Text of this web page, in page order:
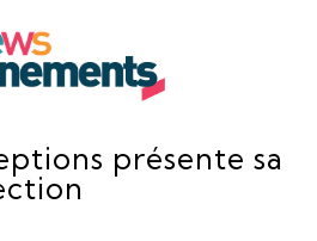
présente sa